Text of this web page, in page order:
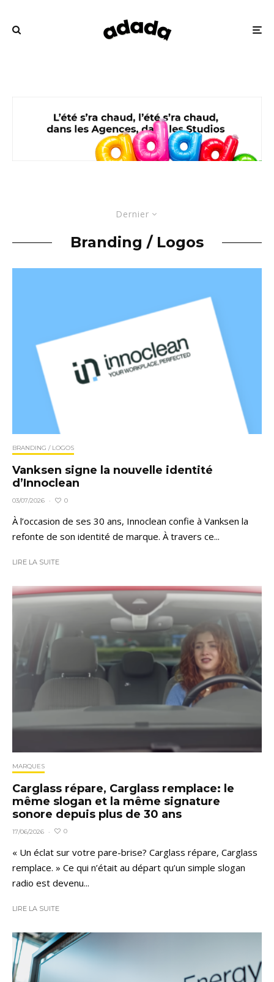
Dernier
Branding / Logos
BRANDING / LOGOS
Vanksen signe la nouvelle identité
d’Innoclean
03/07/2026 · 0
À l’occasion de ses 30 ans, Innoclean confie à Vanksen la
refonte de son identité de marque. À travers ce...
LIRE LA SUITE
MARQUES
Carglass répare, Carglass remplace: le
même slogan et la même signature
sonore depuis plus de 30 ans
17/06/2026 · 0
« Un éclat sur votre pare-brise? Carglass répare, Carglass
remplace. » Ce qui n’était au départ qu’un simple slogan
radio est devenu...
LIRE LA SUITE